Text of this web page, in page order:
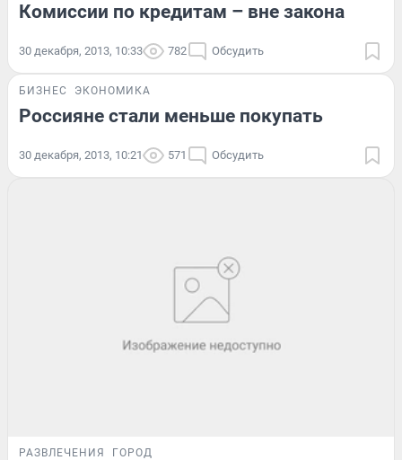
Комиссии по кредитам – вне закона
30 декабря, 2013, 10:33 782 Обсудить
БИЗНЕС ЭКОНОМИКА
Россияне стали меньше покупать
30 декабря, 2013, 10:21 571 Обсудить
РАЗВЛЕЧЕНИЯ ГОРОД